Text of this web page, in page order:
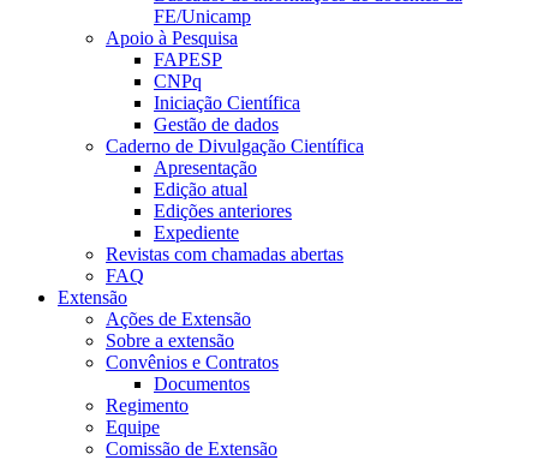
FE/Unicamp
Apoio à Pesquisa
FAPESP
CNPq
Iniciação Científica
Gestão de dados
Caderno de Divulgação Científica
Apresentação
Edição atual
Edições anteriores
Expediente
Revistas com chamadas abertas
FAQ
Extensão
Ações de Extensão
Sobre a extensão
Convênios e Contratos
Documentos
Regimento
Equipe
Comissão de Extensão